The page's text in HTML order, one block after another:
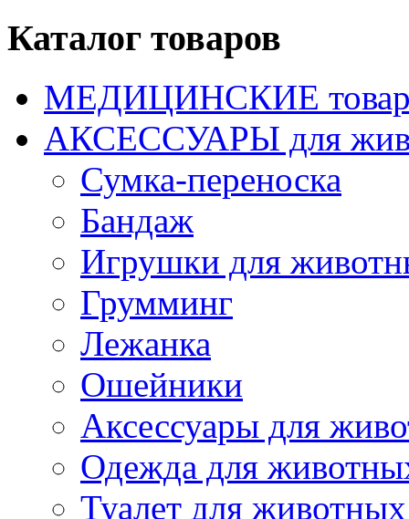
Каталог товаров
МЕДИЦИНСКИЕ
АКСЕССУАРЫ для
Сумка-переноска
Бандаж
Игрушки для
Грумминг
Лежанка
Ошейники
Аксессуары для
Одежда для
Туалет для животных